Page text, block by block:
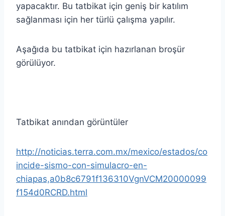
yapacaktır. Bu tatbikat için geniş bir katılım
sağlanması için her türlü çalışma yapılır.
Aşağıda bu tatbikat için hazırlanan broşür
görülüyor.
Tatbikat anından görüntüler
http://noticias.terra.com.mx/mexico/estados/co
incide-sismo-con-simulacro-en-
chiapas,a0b8c6791f136310VgnVCM20000099
f154d0RCRD.html